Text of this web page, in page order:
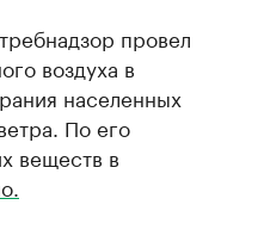
провел
воздуха в
населенных
По его
веществ в